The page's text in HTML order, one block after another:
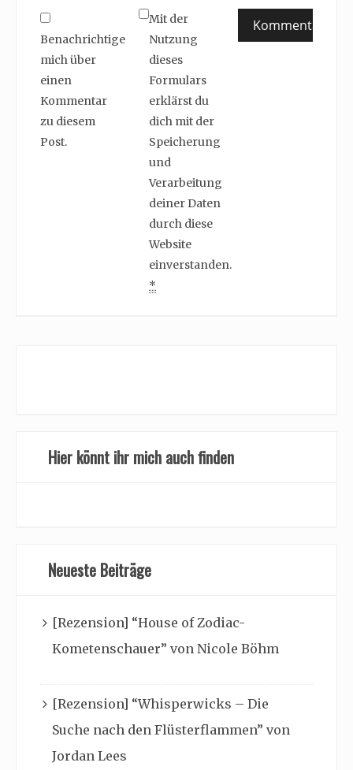
Benachrichtige
mich über
einen
Kommentar
zu diesem
Post.
Mit der
Nutzung
dieses
Formulars
erklärst du
dich mit der
Speicherung
und
Verarbeitung
deiner Daten
durch diese
Website
einverstanden.
*
Hier könnt ihr mich auch finden
Neueste Beiträge
[Rezension] “House of Zodiac-
Kometenschauer” von Nicole Böhm
[Rezension] “Whisperwicks – Die
Suche nach den Flüsterflammen” von
Jordan Lees